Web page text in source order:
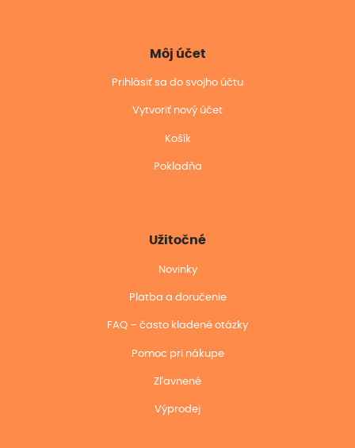
Môj účet
Prihlásiť sa do svojho účtu
Vytvoriť nový účet
Košík
Pokladňa
Užitočné
Novinky
Platba a doručenie
FAQ – často kladené otázky
Pomoc pri nákupe
Zľavnené
Výprodej